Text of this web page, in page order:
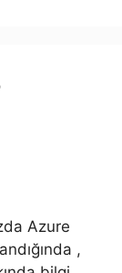
Azure
,